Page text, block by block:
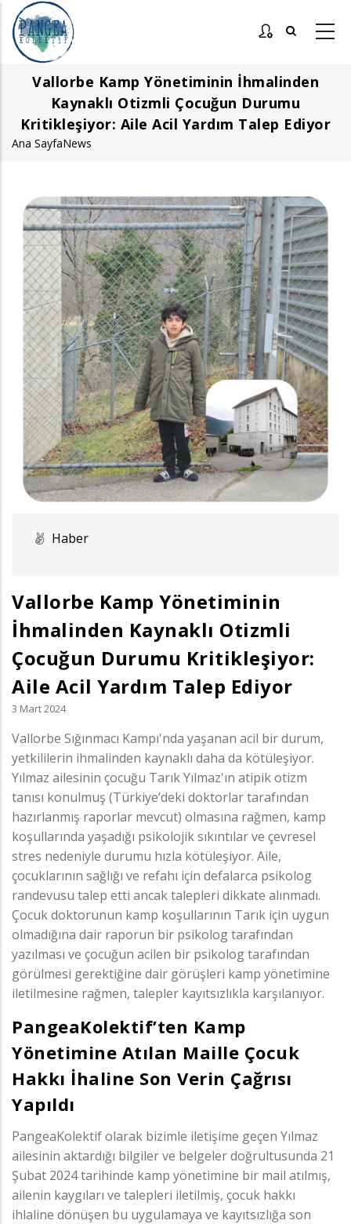
Ana
içeriğe
atla
Vallorbe Kamp Yönetiminin İhmalinden
Kaynaklı Otizmli Çocuğun Durumu
Kritikleşiyor: Aile Acil Yardım Talep Ediyor
Sayfa
Ana SayfaNews
Görsel
Haber
Vallorbe Kamp Yönetiminin
İhmalinden Kaynaklı Otizmli
Çocuğun Durumu Kritikleşiyor:
Aile Acil Yardım Talep Ediyor
3 Mart 2024
Vallorbe Sığınmacı Kampı'nda yaşanan acil bir durum,
yetkililerin ihmalinden kaynaklı daha da kötüleşiyor.
Yılmaz ailesinin çocuğu Tarık Yılmaz'ın atipik otizm
tanısı konulmuş (Türkiye’deki doktorlar tarafından
hazırlanmış raporlar mevcut) olmasına rağmen, kamp
koşullarında yaşadığı psikolojik sıkıntılar ve çevresel
stres nedeniyle durumu hızla kötüleşiyor. Aile,
çocuklarının sağlığı ve refahı için defalarca psikolog
randevusu talep etti ancak talepleri dikkate alınmadı.
Çocuk doktorunun kamp koşullarının Tarık için uygun
olmadığına dair raporun bir psikolog tarafından
yazılması ve çocuğun acilen bir psikolog tarafından
görülmesi gerektiğine dair görüşleri kamp yönetimine
iletilmesine rağmen, talepler kayıtsızlıkla karşılanıyor.
PangeaKolektif’ten Kamp
Yönetimine Atılan Maille Çocuk
Hakkı İhaline Son Verin Çağrısı
Yapıldı
PangeaKolektif olarak bizimle iletişime geçen Yılmaz
ailesinin aktardığı bilgiler ve belgeler doğrultusunda 21
Şubat 2024 tarihinde kamp yönetimine bir mail atılmış,
ailenin kaygıları ve talepleri iletilmiş, çocuk hakkı
ihlaline dönüşen bu uygulamaya ve kayıtsızlığa son